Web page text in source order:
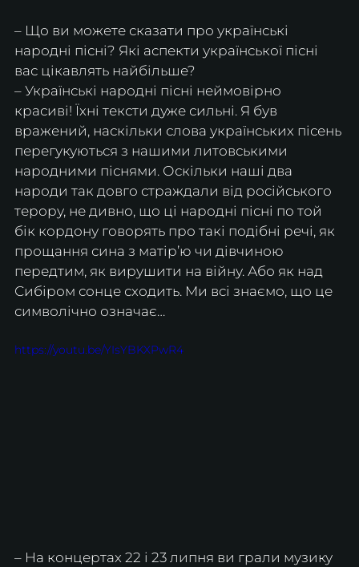
– Що ви можете сказати про українські
народні пісні? Які аспекти української пісні
вас цікавлять найбільше?
– Українські народні пісні неймовірно
красиві! Їхні тексти дуже сильні. Я був
вражений, наскільки слова українських пісень
перегукуються з нашими литовськими
народними піснями. Оскільки наші два
народи так довго страждали від російського
терору, не дивно, що ці народні пісні по той
бік кордону говорять про такі подібні речі, як
прощання сина з матір’ю чи дівчиною
передтим, як вирушити на війну. Або як над
Сибіром сонце сходить. Ми всі знаємо, що це
символічно означає…
https://youtu.be/YIsYBKXPwR4
– На концертах 22 і 23 липня ви грали музику